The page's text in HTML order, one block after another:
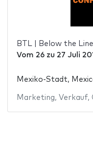
BTL | Below the
Vom 26zu 27 Juli
Mexiko-Stadt,
Marketing, Verkauf,